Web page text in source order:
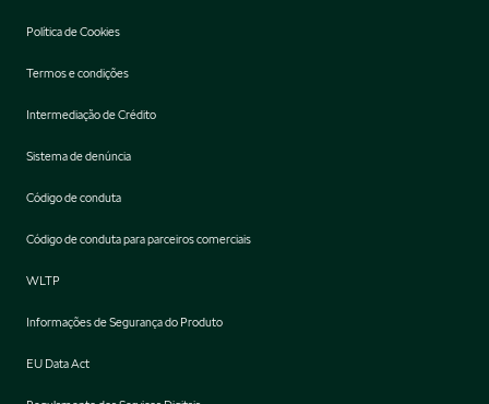
Política de Cookies
Termos e condições
Intermediação de Crédito
Sistema de denúncia
Código de conduta
Código de conduta para parceiros comerciais
WLTP
Informações de Segurança do Produto
EU Data Act